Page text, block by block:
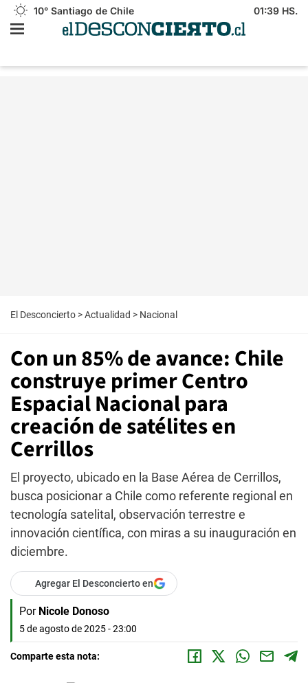
10° Santiago de Chile 01:39 HS.
El Desconcierto >Actualidad > Nacional
Con un 85% de avance: Chile
construye primer Centro
Espacial Nacional para
creación de satélites en
Cerrillos
El proyecto, ubicado en la Base Aérea de Cerrillos,
busca posicionar a Chile como referente regional en
tecnología satelital, observación terrestre e
innovación científica, con miras a su inauguración en
diciembre.
Agregar El Desconcierto en
Por Nicole Donoso
5 de agosto de 2025 - 23:00
Comparte esta nota: